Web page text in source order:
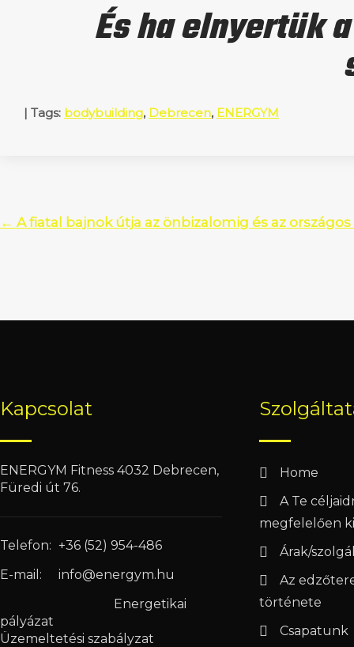
És ha elnyertük
| Tags: bodybuilding, Debrecen, ENERGYM
Post
navigation
← A fiatal bajnok útja az önbizalomig és az országos
Kapcsolat
ENERGYM Fitness 4032 Debrecen,
Füredi út 76.
Telefon: +36 (52) 954-486
E-mail:
info@energym.hu
Energetikai
pályázat
Üzemeltetési szabályzat
Home
A Te
megfelelően
Árak/
Az
története
Csapatunk